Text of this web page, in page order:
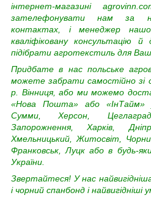
інтернет-магазині
зателефонувати нам за
контактах, і менеджер
кваліфіковану консультацію
підібрати агротекстиль для
Придбате в нас польське
можете забрати самостійно зі
р. Вінниця, або ми можемо
«Нова Пошта» або «ІнТайм»
Сумми, Херсон,
Запорожнення, Харків,
Хмельницький, Житосвіт,
Франковськ, Луцк або в будь-
України.
Звертайтеся! У нас
і чорний спанбонд і найвигідніші